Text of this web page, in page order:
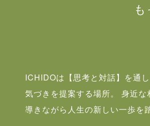
ICHIDOは【思考と対話】を通
気づきを提案する場所。 身近
導きながら人生の新しい一歩を